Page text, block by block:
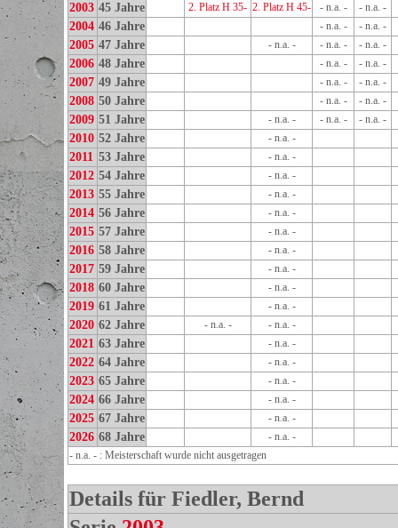
2003 45 Jahre 2. Platz H 35- 2. Platz H 45- - n.a. - - n.a. -
2004 46 Jahre - n.a. - - n.a. -
2005 47 Jahre - n.a. - - n.a. - - n.a. -
2006 48 Jahre - n.a. - - n.a. -
2007 49 Jahre - n.a. - - n.a. -
2008 50 Jahre - n.a. - - n.a. -
2009 51 Jahre - n.a. - - n.a. - - n.a. -
2010 52 Jahre - n.a. -
2011 53 Jahre - n.a. -
2012 54 Jahre - n.a. -
2013 55 Jahre - n.a. -
2014 56 Jahre - n.a. -
2015 57 Jahre - n.a. -
2016 58 Jahre - n.a. -
2017 59 Jahre - n.a. -
2018 60 Jahre - n.a. -
2019 61 Jahre - n.a. -
2020 62 Jahre - n.a. - - n.a. -
2021 63 Jahre - n.a. -
2022 64 Jahre - n.a. -
2023 65 Jahre - n.a. -
2024 66 Jahre - n.a. -
2025 67 Jahre - n.a. -
2026 68 Jahre - n.a. -
- n.a. - : Meisterschaft wurde nicht ausgetragen
Details für Fiedler, Bernd